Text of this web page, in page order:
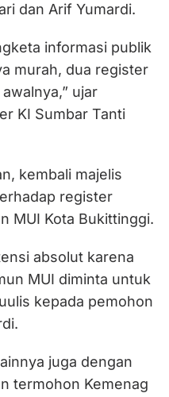
dan Arif Yumardi.
informasi publik
murah, dua register
ujar
KI Sumbar Tanti
kembali majelis
register
MUI Kota Bukittinggi.
absolut karena
MUI diminta untuk
kepada pemohon
juga dengan
termohon Kemenag